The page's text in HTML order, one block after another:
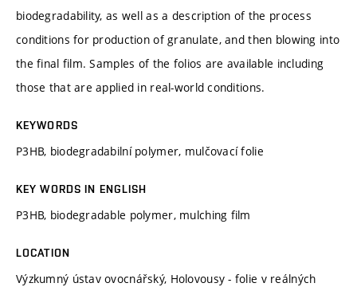
biodegradability, as well as a description of the process
conditions for production of granulate, and then blowing into
the final film. Samples of the folios are available including
those that are applied in real-world conditions.
KEYWORDS
P3HB, biodegradabilní polymer, mulčovací folie
KEY WORDS IN ENGLISH
P3HB, biodegradable polymer, mulching film
LOCATION
Výzkumný ústav ovocnářský, Holovousy - folie v reálných